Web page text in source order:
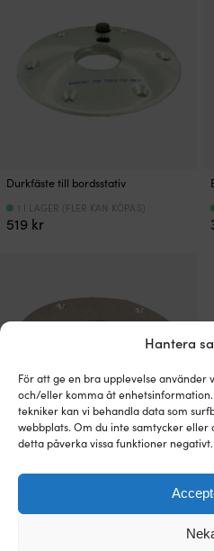
Hantera
För att ge en bra upplevelse använder
och/eller komma åt
tekniker kan vi behandla data som
webbplats. Om du inte samtycker
detta påverka vissa funktioner negativt.
Durkfäste till bordsstativ
519 kr
1 I LAGER (FLER KAN KÖPAS)
mm, till Ø55 mm rör